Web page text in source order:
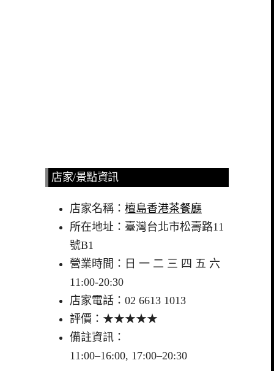
店家/景點資訊
店家名稱： 檀島香港茶餐廳
所在地址：臺灣台北市松壽路11
號B1
營業時間：日 一 二 三 四 五 六
11:00-20:30
店家電話：02 6613 1013
評價：★★★★★
備註資訊：
11:00–16:00, 17:00–20:30